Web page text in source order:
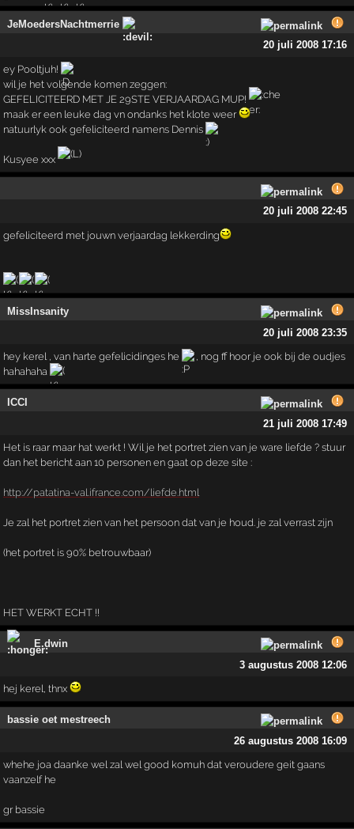
JeMoedersNachtmerrie
20 juli 2008 17:16
ey Pooltjuh!
wil je het volgende komen zeggen:
GEFELICITEERD MET JE 29STE VERJAARDAG MUP!
maak er een leuke dag vn ondanks het klote weer
natuurlyk ook gefeliciteerd namens Dennis
Kusyee xxx
20 juli 2008 22:45
gefeliciteerd met jouwn verjaardag lekkerding
MissInsanity
20 juli 2008 23:35
hey kerel , van harte gefelicidinges he
, nog ff hoor je ook bij de oudjes
hahahaha
ICCI
21 juli 2008 17:49
Het is raar maar hat werkt ! Wil je het portret zien van je ware liefde ? stuur
dan het bericht aan 10 personen en gaat op deze site :
http://patatina-val.ifrance.com/liefde.html
Je zal het portret zien van het persoon dat van je houd. je zal verrast zijn
(het portret is 90% betrouwbaar)
HET WERKT ECHT !!
E.dwin
3 augustus 2008 12:06
hej kerel, thnx
bassie oet mestreech
26 augustus 2008 16:09
whehe joa daanke wel zal wel good komuh dat veroudere geit gaans
vaanzelf he
gr bassie